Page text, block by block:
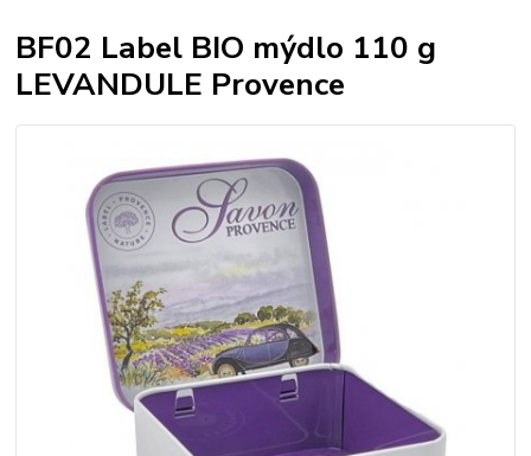
BF02 Label BIO mýdlo 110 g
LEVANDULE Provence